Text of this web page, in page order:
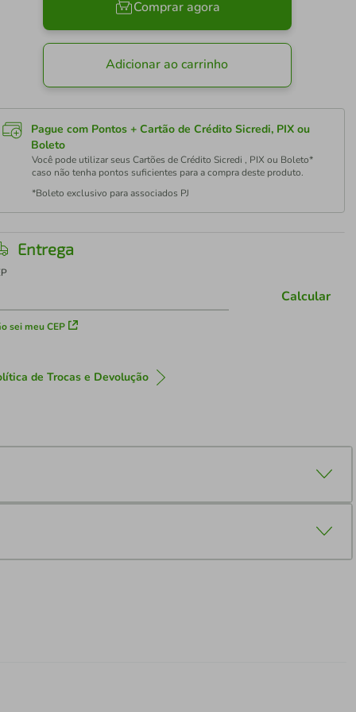
Comprar agora
Adicionar ao carrinho
Pague com Pontos + Cartão de Crédito Sicredi, PIX ou
Boleto
Você pode utilizar seus Cartões de Crédito Sicredi , PIX ou Boleto*
caso não tenha pontos suficientes para a compra deste produto.
*Boleto exclusivo para associados PJ
Entrega
sei meu CEP
Calcular
de Trocas e Devolução